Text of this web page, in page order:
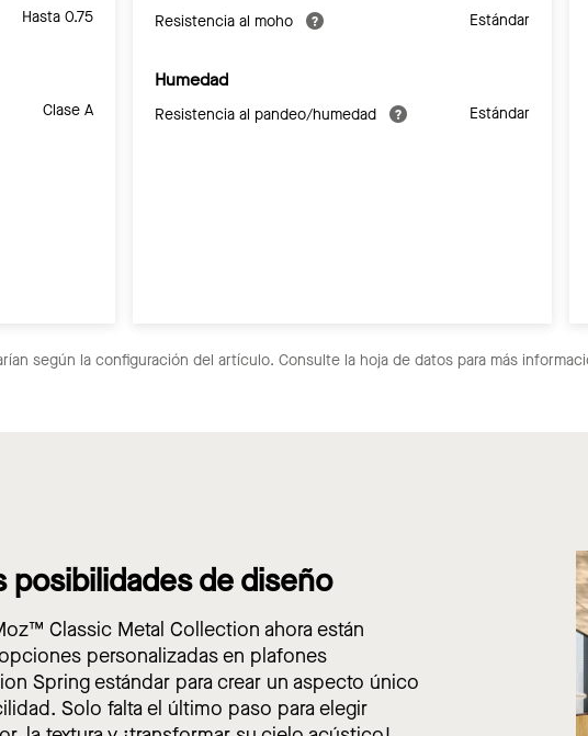
Hasta 0.75
Clase A
Resistencia al moho Estándar
Humedad
Resistencia al pandeo/humedad Estándar
según la configuración del artículo. Consulte la hoja de datos para más
posibilidades de diseño
Classic Metal Collection ahora están
personalizadas en plafones
Spring estándar para crear un aspecto único
Solo falta el último paso para elegir